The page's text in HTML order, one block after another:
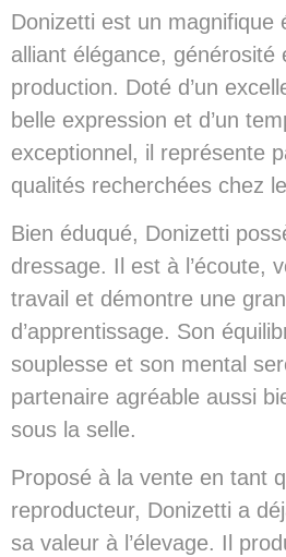
Donizetti est un magnifique
alliant élégance, générosité
production. Doté d’un
belle expression et d’un
exceptionnel, il représente
qualités recherchées chez
Bien éduqué, Donizetti
dressage. Il est à l’écoute,
travail et démontre une
d’apprentissage. Son
souplesse et son mental
partenaire agréable aussi
sous la selle.
Proposé à la vente en tant
reproducteur, Donizetti a
sa valeur à l’élevage. Il